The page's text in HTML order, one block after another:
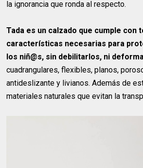
la ignorancia que ronda al respecto.
Tada es un calzado que cumple con
características necesarias para
los niñ@s, sin debilitarlos, ni
cuadrangulares, flexibles, planos,
antideslizante y livianos. Además de
materiales naturales que evitan la